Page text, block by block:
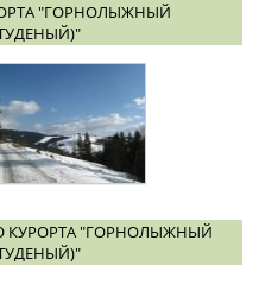
"ГОРНОЛЫЖНЫЙ
"ГОРНОЛЫЖНЫЙ